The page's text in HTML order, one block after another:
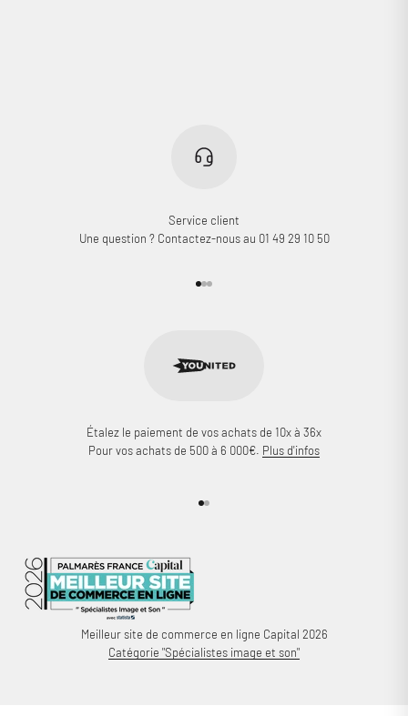
Service client
Une question ? Contactez-nous au 01 49 29 10 50
Aller à l'élément 1
Aller à l'élément 2
Aller à l'élément 3
Étalez le paiement de vos achats de 10x à 36x
Pour vos achats de 500 à 6 000€. Plus d'infos
Aller à l'élément 1
Aller à l'élément 2
Meilleur site de commerce en ligne Capital 2026
Catégorie "Spécialistes image et son"